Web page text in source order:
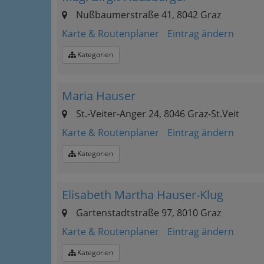
Nußbaumerstraße 41, 8042 Graz
Karte & Routenplaner
Eintrag ändern
Kategorien
Maria Hauser
St.-Veiter-Anger 24, 8046 Graz-St.Veit
Karte & Routenplaner
Eintrag ändern
Kategorien
Elisabeth Martha Hauser-Klug
Gartenstadtstraße 97, 8010 Graz
Karte & Routenplaner
Eintrag ändern
Kategorien